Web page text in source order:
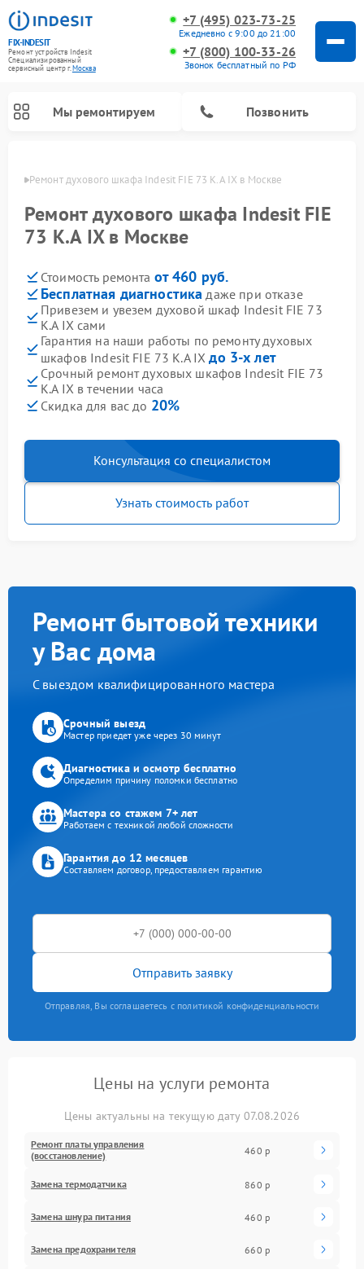
FIX-INDESIT
Ремонт устройств Indesit
Специализированный
cервисный центр г.Москва
+7 (495) 023-73-25
Ежедневно с 9:00 до 21:00
+7 (800) 100-33-26
Звонок бесплатный по РФ
Мы ремонтируем Позвонить
Ремонт духового шкафа Indesit FIE 73 K.A IX в Москве
Ремонт духового шкафа Indesit FIE
73 K.A IX в Москве
Стоимость ремонта от 460 руб.
Бесплатная диагностика даже при отказе
Привезем и увезем духовой шкаф Indesit FIE 73
K.A IX сами
Гарантия на наши работы по ремонту духовых
шкафов Indesit FIE 73 K.A IXдо 3-х лет
Срочный ремонт духовых шкафов Indesit FIE 73
K.A IX в течении часа
Скидка для вас до 20%
Консультация со специалистом
Узнать стоимость работ
Ремонт бытовой техники
у Вас дома
С выездом квалифицированного мастера
Срочный выезд
Мастер приедет уже через 30 минут
Диагностика и осмотр бесплатно
Определим причину поломки бесплатно
Мастера со стажем 7+ лет
Работаем с техникой любой сложности
Гарантия до 12 месяцев
Составляем договор, предоставляем гарантию
Отправить заявку
Отправляя, Вы соглашаетесь с политикой конфиденциальности
Цены на услуги ремонта
Цены актуальны на текущую дату 07.08.2026
Ремонт платы управления
(восстановление)
460 р
Замена термодатчика 860 р
Замена шнура питания 460 р
Замена предохранителя 660 р